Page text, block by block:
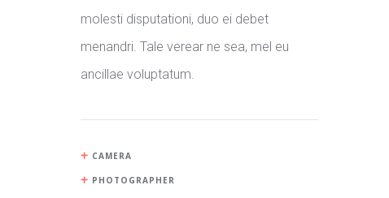
molesti disputationi, duo ei debet
menandri. Tale verear ne sea, mel eu
ancillae voluptatum.
CAMERA
PHOTOGRAPHER